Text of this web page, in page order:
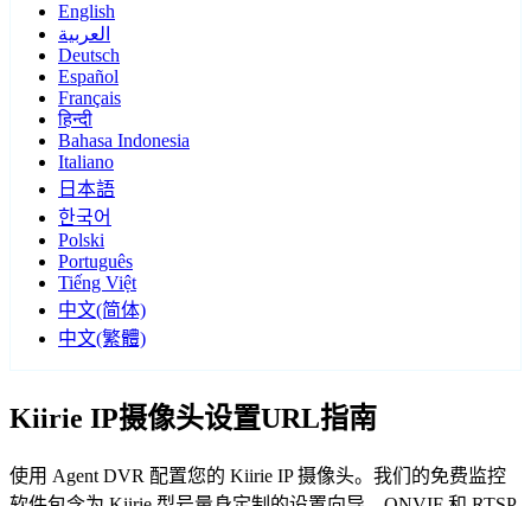
English
العربية
Deutsch
Español
Français
हिन्दी
Bahasa Indonesia
Italiano
日本語
한국어
Polski
Português
Tiếng Việt
中文(简体)
中文(繁體)
Kiirie IP摄像头设置URL指南
使用 Agent DVR 配置您的 Kiirie IP 摄像头。我们的免费监控